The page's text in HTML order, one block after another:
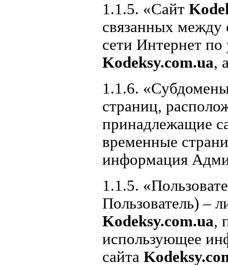
1.1.5. «Сайт
связанных между
сети Интернет
Kodeksy.com.ua,
1.1.6.
страниц,
принадлежащие
временные
информация
1.1.5.
Пользователь) –
Kodeksy.com.ua,
использующее
сайта